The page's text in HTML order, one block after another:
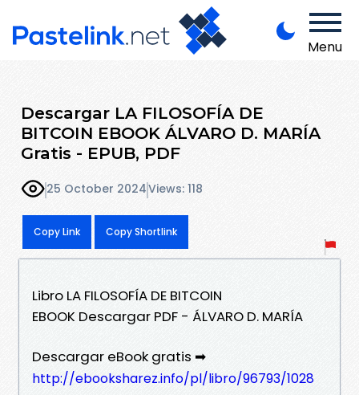
Menu
Descargar LA FILOSOFÍA DE
BITCOIN EBOOK ÁLVARO D. MARÍA
Gratis - EPUB, PDF
25 October 2024Views: 118
Copy Link Copy Shortlink
Libro LA FILOSOFÍA DE BITCOIN
EBOOK Descargar PDF - ÁLVARO D. MARÍA
Descargar eBook gratis ➡
http://ebooksharez.info/pl/libro/96793/1028